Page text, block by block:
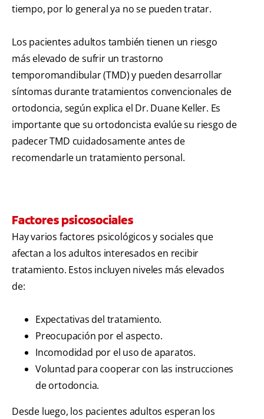
tiempo, por lo general ya no se pueden tratar.
Los pacientes adultos también tienen un riesgo
más elevado de sufrir un trastorno
temporomandibular (TMD) y pueden desarrollar
síntomas durante tratamientos convencionales de
ortodoncia, según explica el Dr. Duane Keller. Es
importante que su ortodoncista evalúe su riesgo de
padecer TMD cuidadosamente antes de
recomendarle un tratamiento personal.
Factores psicosociales
Hay varios factores psicológicos y sociales que
afectan a los adultos interesados en recibir
tratamiento. Estos incluyen niveles más elevados
de:
Expectativas del tratamiento.
Preocupación por el aspecto.
Incomodidad por el uso de aparatos.
Voluntad para cooperar con las instrucciones
de ortodoncia.
Desde luego, los pacientes adultos esperan los